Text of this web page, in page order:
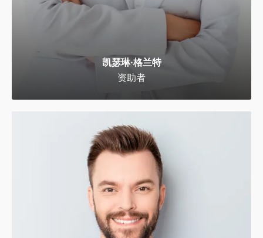
凯瑟琳·格兰特
资助者